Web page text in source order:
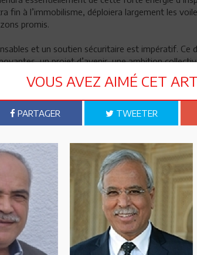
fin à l’immobilisme, déploiera largement les
promis.
et un soutien sécuritaire est impératif. Ce
un projet d’avenir, une ambition
des politiques, encore une fois c’est à la
le pays.
VOUS AVEZ AIMÉ CET
PARTAGER TWEETER